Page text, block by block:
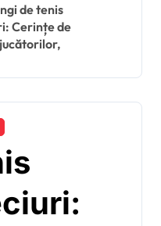
de tenis
Cerințe de